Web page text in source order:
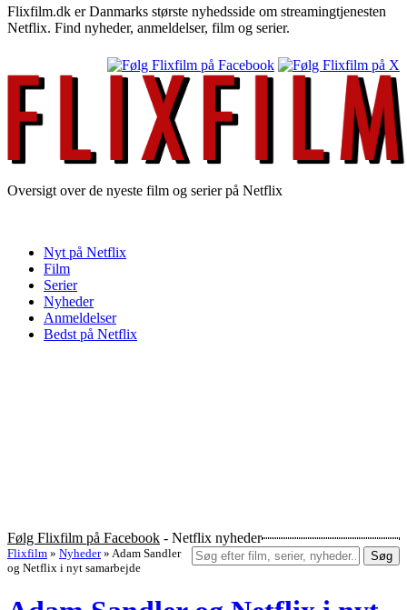
Flixfilm.dk er Danmarks største nyhedsside om streamingtjenesten
Netflix. Find nyheder, anmeldelser, film og serier.
Oversigt over de nyeste film og serier på Netflix
Nyt på Netflix
Film
Serier
Nyheder
Anmeldelser
Bedst på Netflix
Følg Flixfilm på Facebook - Netflix nyheder
Søg
Flixfilm » Nyheder » Adam Sandler
og Netflix i nyt samarbejde